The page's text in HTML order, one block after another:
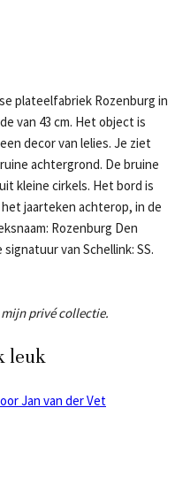
plateelfabriek Rozenburg in
van 43 cm. Het object is
decor van lelies. Je ziet
achtergrond. De bruine
kleine cirkels. Het bord is
het jaarteken achterop, in de
Rozenburg Den
van Schellink: SS.
privé collectie.
leuk